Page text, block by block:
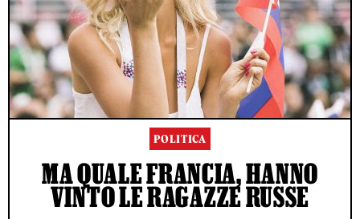
POLITICA
MA QUALE FRANCIA, HANNO
VINTO LE RAGAZZE RUSSE